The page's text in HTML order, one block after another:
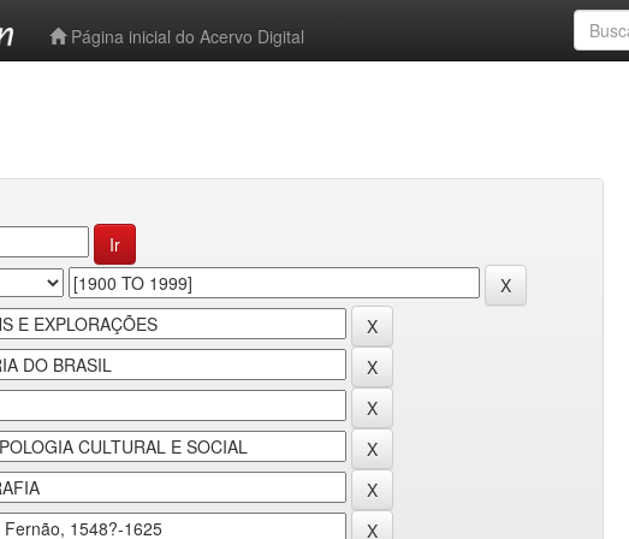
Página inicial do Acervo Digital